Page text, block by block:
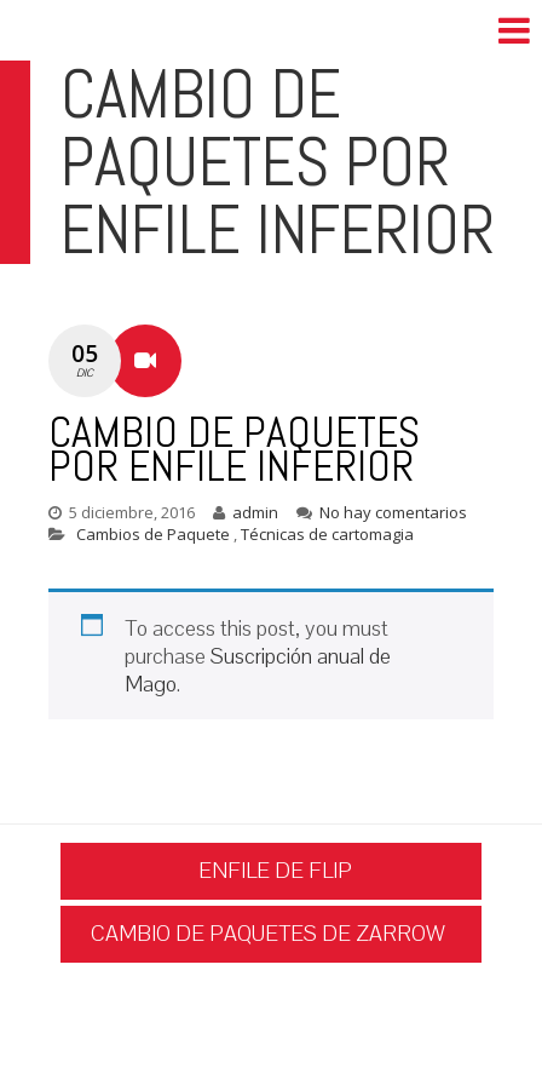
CAMBIO DE
PAQUETES POR
ENFILE INFERIOR
05
DIC
CAMBIO DE PAQUETES
POR ENFILE INFERIOR
5 diciembre, 2016 admin
No hay comentarios
Cambios de Paquete ,Técnicas de cartomagia
To access this post, you must
purchase Suscripción anual de
Mago.
NavegaciónENFILE DE FLIP
CAMBIO DE PAQUETES DE ZARROW